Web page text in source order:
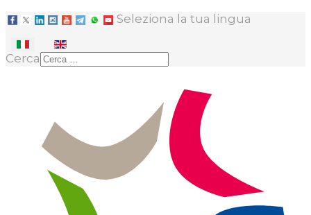
Seleziona la tua lingua
Cerca